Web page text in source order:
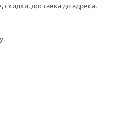
доставка до адреса.